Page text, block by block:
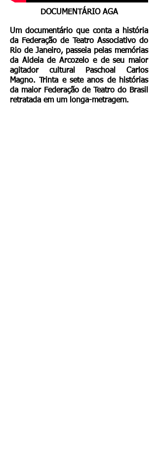
DOCUMENTÁRIO AGA
Um documentário que conta a história
da Federação de Teatro Associativo do
Rio de Janeiro, passeia pelas memórias
da Aldeia de Arcozelo e de seu maior
agitador cultural Paschoal Carlos
Magno. Trinta e sete anos de histórias
da maior Federação de Teatro do Brasil
retratada em um longa-metragem.